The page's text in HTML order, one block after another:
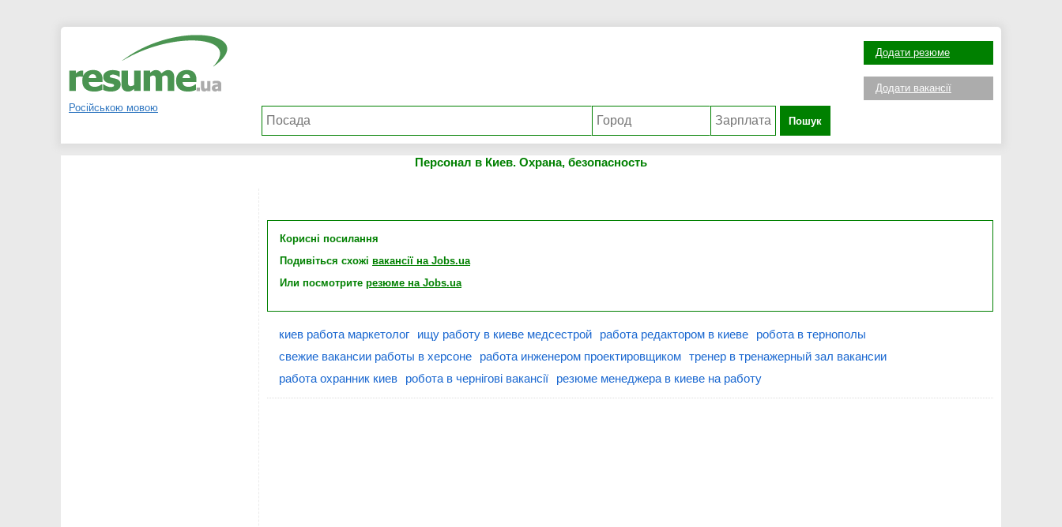
Російською мовою
Пошук
Додати резюме
Додати вакансії
Персонал в Киев. Охрана, безопасность
Корисні посилання
Подивіться схожі вакансії на Jobs.ua
Или посмотрите резюме на Jobs.ua
киев работа маркетолог ищу работу в киеве медсестрой работа редактором в киеве
робота в тернополы
свежие вакансии работы в херсоне
работа инженером проектировщиком тренер в тренажерный зал вакансии
работа охранник киев
робота в чернігові вакансії резюме менеджера в киеве на работу